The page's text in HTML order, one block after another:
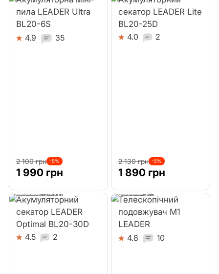
пила LEADER Ultra
BL20-6S
4.9 35
2 100 грн -5%
1 990 грн
секатор LEADER Lite
BL20-25D
4.0 2
2 130 грн -5%
1 890 грн
Акумуляторний
секатор LEADER
Optimal BL20-30D
4.5 2
Телескопічний
подовжувач M1
LEADER
4.8 10